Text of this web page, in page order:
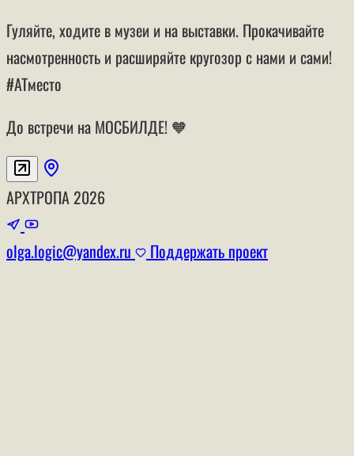
Гуляйте, ходите в музеи и на выставки. Прокачивайте
насмотренность и расширяйте кругозор с нами и сами!
#АТместо
До встречи на МОСБИЛДЕ! 🧡
АРХТРОПА 2026
olga.logic@yandex.ru Поддержать проект